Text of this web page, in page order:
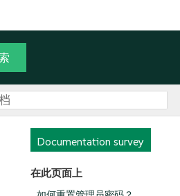
Documentation survey
在此页面上